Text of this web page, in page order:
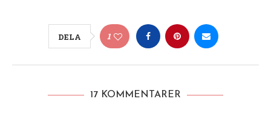
DELA 1
17 KOMMENTARER